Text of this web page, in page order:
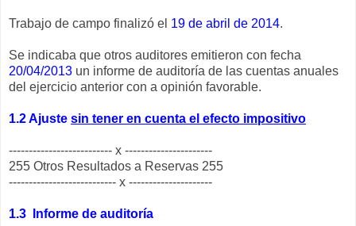
Trabajo de campo finalizó el 19 de abril de 2014.
Se indicaba que otros auditores emitieron con fecha
20/04/2013 un informe de auditoría de las cuentas anuales
del ejercicio anterior con a opinión favorable.
1.2 Ajuste sin tener en cuenta el efecto impositivo
-------------------------- x ----------------------
255 Otros Resultados a Reservas 255
--------------------------- x ---------------------
1.3 Informe de auditoría